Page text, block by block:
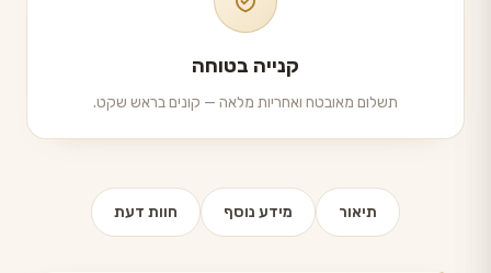
קנייה בטוחה
תשלום מאובטח ואחריות מלאה — קונים בראש שקט.
תיאור מידע נוסף חוות דעת